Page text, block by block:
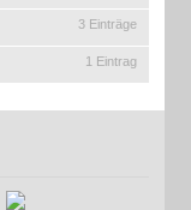
3 Einträge
1 Eintrag